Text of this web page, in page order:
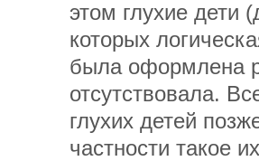
этом глухие дети
которых
была оформлена
отсутствовала.
глухих детей
частности такое